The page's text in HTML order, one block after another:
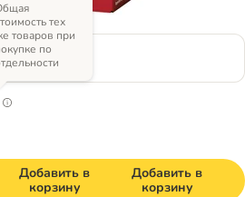
(4 вида)
тех
товаров при
по
Добавить в
корзину
Добавить в
корзину